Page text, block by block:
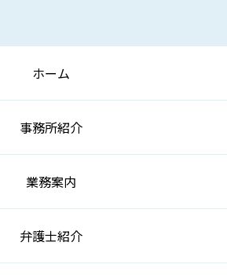
ホーム
事務所紹介
業務案内
弁護士紹介